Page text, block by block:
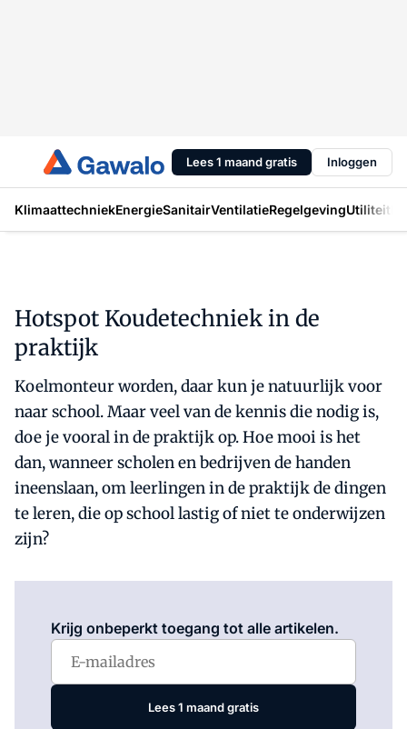
Lees 1 maand gratis Inloggen
KlimaattechniekEnergieSanitairVentilatieRegelgevingUtiliteit
Hotspot Koudetechniek in de
praktijk
Koelmonteur worden, daar kun je natuurlijk voor
naar school. Maar veel van de kennis die nodig is,
doe je vooral in de praktijk op. Hoe mooi is het
dan, wanneer scholen en bedrijven de handen
ineenslaan, om leerlingen in de praktijk de dingen
te leren, die op school lastig of niet te onderwijzen
zijn?
Krijg onbeperkt toegang tot alle artikelen.
Lees 1 maand gratis